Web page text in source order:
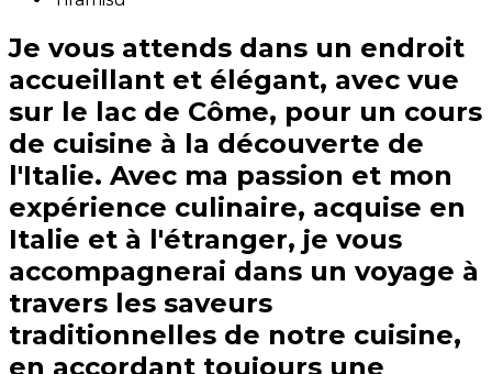
Je vous attends dans un endroit
accueillant et élégant, avec vue
sur le lac de Côme, pour un cours
de cuisine à la découverte de
l'Italie. Avec ma passion et mon
expérience culinaire, acquise en
Italie et à l'étranger, je vous
accompagnerai dans un voyage à
travers les saveurs
traditionnelles de notre cuisine,
en accordant toujours une